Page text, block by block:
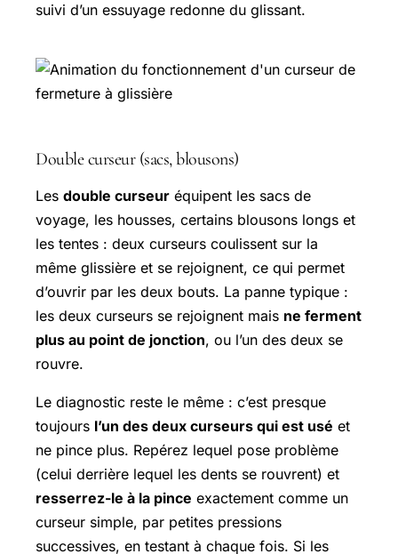
suivi d’un essuyage redonne du glissant.
Double curseur (sacs, blousons)
Les double curseur équipent les sacs de
voyage, les housses, certains blousons longs et
les tentes : deux curseurs coulissent sur la
même glissière et se rejoignent, ce qui permet
d’ouvrir par les deux bouts. La panne typique :
les deux curseurs se rejoignent mais ne ferment
plus au point de jonction, ou l’un des deux se
rouvre.
Le diagnostic reste le même : c’est presque
toujours l’un des deux curseurs qui est usé et
ne pince plus. Repérez lequel pose problème
(celui derrière lequel les dents se rouvrent) et
resserrez-le à la pince exactement comme un
curseur simple, par petites pressions
successives, en testant à chaque fois. Si les